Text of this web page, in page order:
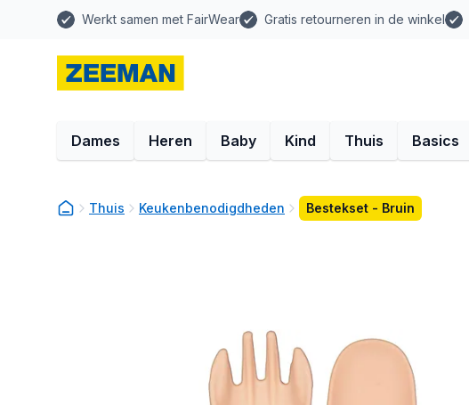
Werkt samen met FairWear Gratis retourneren in de winkel
Dames Heren Baby Kind Thuis Basics
Thuis Keukenbenodigdheden Bestekset - Bruin